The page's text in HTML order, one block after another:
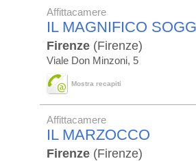
Affittacamere
IL MAGNIFICO
Firenze (Firenze)
Viale Don Minzoni, 5
Mostra recapiti
Affittacamere
IL MARZOCCO
Firenze (Firenze)